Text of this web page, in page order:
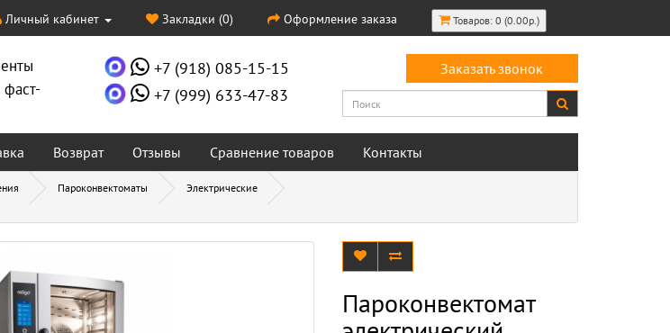
Личный кабинет Закладки (0) Оформление заказа Товаров: 0 (0.00р.)
+7 (918) 085-15-15
+7 (999) 633-47-83
Заказать звонок
Возврат Отзывы Сравнение товаров Контакты
Пароконвектоматы
Электрические
Пароконвектомат